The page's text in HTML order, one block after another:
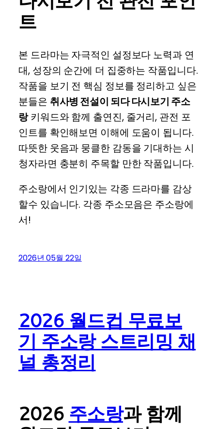
트
본 드라마는 자극적인 설정보다 노력과 연
대, 성장의 순간에 더 집중하는 작품입니다.
작품을 보기 전 핵심 정보를 정리하고 싶은
분들은 취사병 전설이 되다 다시보기 주소
랑키워드와 함께 출연진, 줄거리, 관전 포
인트를 확인해보면 이해에 도움이 됩니다.
따뜻한 웃음과 뭉클한 감동을 기대하는 시
청자라면 충분히 주목할 만한 작품입니다.
주소랑에서 인기있는 각종 드라마를 감상
할수 있습니다. 각종 주소모음은 주소랑에
서!
2026년 05월 22일
2026 월드컵 무료보
기 주소랑 스트리밍 채
널 총정리
2026 주소랑과 함께